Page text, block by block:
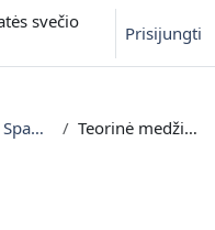
svečio
Prisijungti
Spausdinimas Teorinė medžiaga. Spausdinimas